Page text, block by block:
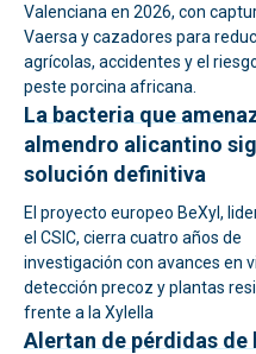
Valenciana en 2026, con
Vaersa y cazadores para
agrícolas, accidentes y el
peste porcina africana.
La bacteria que
almendro alicantino
solución definitiva
El proyecto europeo BeXyl,
el CSIC, cierra cuatro años de
investigación con avances en
detección precoz y plantas
frente a la Xylella
Alertan de pérdidas de